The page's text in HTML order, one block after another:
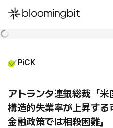
한국어
PiCK
アトランタ連銀総裁「米
構造的失業率が上昇す
金融政策では相殺困難」